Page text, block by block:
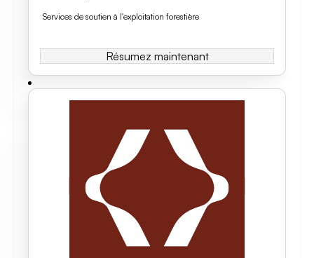
Services de soutien à l'exploitation forestière
Résumez maintenant